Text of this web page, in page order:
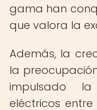
gama han
que valora la
Además, la
la
impulsado
eléctricos